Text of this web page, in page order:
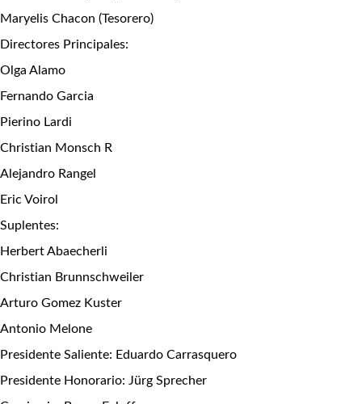
Maryelis Chacon (Tesorero)
Directores Principales:
Olga Alamo
Fernando Garcia
Pierino Lardi
Christian Monsch R
Alejandro Rangel
Eric Voirol
Suplentes:
Herbert Abaecherli
Christian Brunnschweiler
Arturo Gomez Kuster
Antonio Melone
Presidente Saliente: Eduardo Carrasquero
Presidente Honorario: Jürg Sprecher